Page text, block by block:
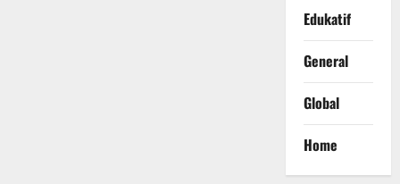
Edukatif
General
Global
Home